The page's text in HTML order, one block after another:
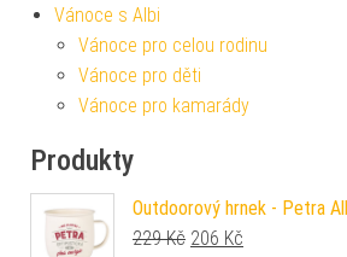
Vánoce s Albi
Vánoce pro celou rodinu
Vánoce pro děti
Vánoce pro kamarády
Produkty
Outdoorový hrnek - Petra
229Kč Původní cena byla:
206 Kč